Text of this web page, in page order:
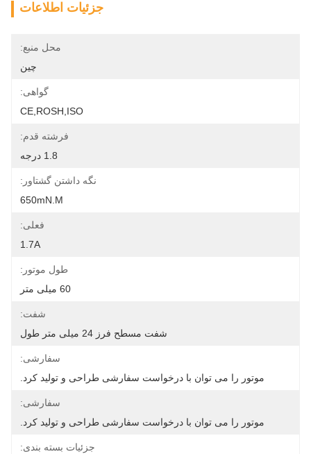
جزئیات اطلاعات
محل منبع:
چین
گواهی:
CE,ROSH,ISO
فرشته قدم:
1.8 درجه
نگه داشتن گشتاور:
650mN.m
فعلی:
1.7A
طول موتور:
60 میلی متر
شفت:
شفت مسطح فرز 24 میلی متر طول
سفارشی:
موتور را می توان با درخواست سفارشی طراحی و تولید کرد.
سفارشی:
موتور را می توان با درخواست سفارشی طراحی و تولید کرد.
جزئیات بسته بندی: